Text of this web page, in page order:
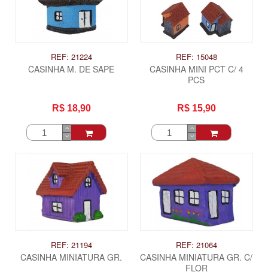
REF: 21224
CASINHA M. DE SAPE
R$ 18,90
REF: 15048
CASINHA MINI PCT C/ 4
PCS
R$ 15,90
REF: 21194
CASINHA MINIATURA GR.
REF: 21064
CASINHA MINIATURA GR. C/
FLOR